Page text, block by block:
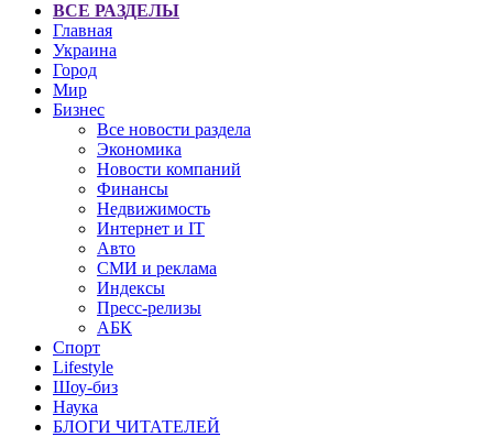
ВСЕ РАЗДЕЛЫ
Главная
Украина
Город
Мир
Бизнес
Все новости раздела
Экономика
Новости компаний
Финансы
Недвижимость
Интернет и IT
Авто
СМИ и реклама
Индексы
Пресс-релизы
АБК
Спорт
Lifestyle
Шоу-биз
Наука
БЛОГИ ЧИТАТЕЛЕЙ